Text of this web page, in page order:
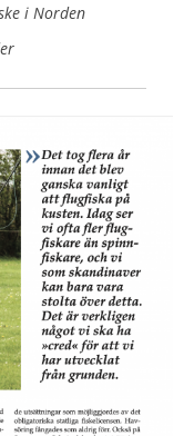
i Norden